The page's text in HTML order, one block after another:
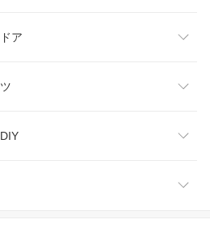
ンド雑貨
サリー
メラ
ブレット
ア
ア
収納